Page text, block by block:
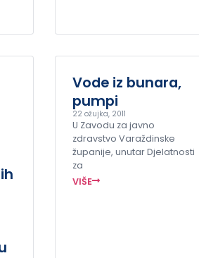
Vode iz bunara,
pumpi
22 ožujka, 2011
U Zavodu za javno
zdravstvo Varaždinske
županije, unutar Djelatnosti
za
VIŠE